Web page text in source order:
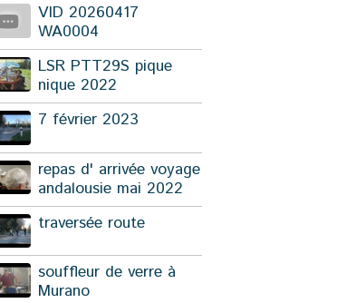
VID 20260417
WA0004
LSR PTT29S pique
nique 2022
7 février 2023
repas d' arrivée voyage
andalousie mai 2022
traversée route
souffleur de verre à
Murano